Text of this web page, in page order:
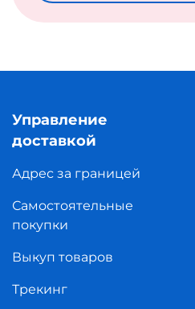
Управление
доставкой
Адрес за границей
Самостоятельные
покупки
Выкуп товаров
Трекинг